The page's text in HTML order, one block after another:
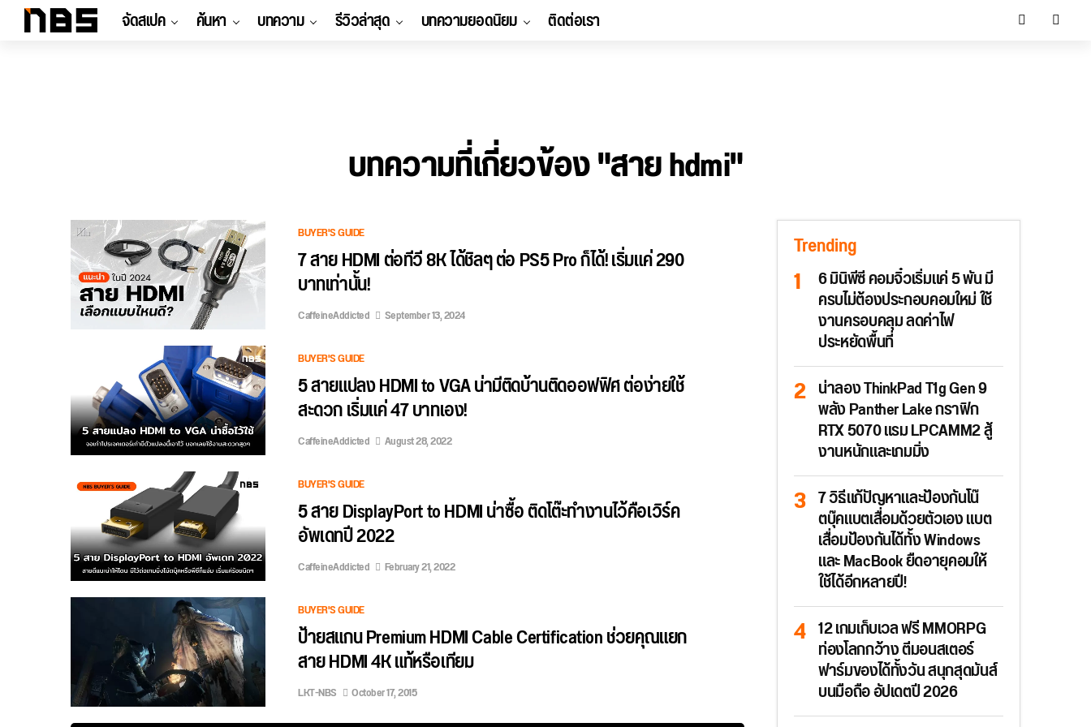
จัดสเปค ค้นหา บทความ รีวิวล่าสุด บทความยอดนิยม ติดต่อเรา
บทความที่เกี่ยวข้อง "สาย hdmi"
BUYER'S GUIDE
7 สาย HDMI ต่อทีวี 8K ได้ชิลๆ ต่อ PS5 Pro ก็ได้! เริ่มแค่ 290
บาทเท่านั้น!
CaffeineAddicted September 13, 2024
BUYER'S GUIDE
5 สายแปลง HDMI to VGA น่ามีติดบ้านติดออฟฟิศ ต่อง่ายใช้
สะดวก เริ่มแค่ 47 บาทเอง!
CaffeineAddicted August 28, 2022
BUYER'S GUIDE
5 สาย DisplayPort to HDMI น่าซื้อ ติดโต๊ะทำงานไว้คือเวิร์ค
อัพเดทปี 2022
CaffeineAddicted February 21, 2022
BUYER'S GUIDE
ป้ายสแกน Premium HDMI Cable Certification ช่วยคุณแยก
สาย HDMI 4K แท้หรือเทียม
LKT-NBS October 17, 2015
Trending
6 มินิพีซี คอมจิ๋วเริ่มแค่ 5 พัน มี
ครบไม่ต้องประกอบคอมใหม่ ใช้
งานครอบคลุม ลดค่าไฟ
ประหยัดพื้นที่
น่าลอง ThinkPad T1g Gen 9
พลัง Panther Lake กราฟิก
RTX 5070 แรม LPCAMM2 สู้
งานหนักและเกมมิ่ง
7 วิธีแก้ปัญหาและป้องกันโน๊
ตบุ๊คแบตเสื่อมด้วยตัวเอง แบต
เสื่อมป้องกันได้ทั้ง Windows
และ MacBook ยืดอายุคอมให้
ใช้ได้อีกหลายปี!
12 เกมเก็บเวล ฟรี MMORPG
ท่องโลกกว้าง ตีมอนสเตอร์
ฟาร์มของได้ทั้งวัน สนุกสุดมันส์
บนมือถือ อัปเดตปี 2026